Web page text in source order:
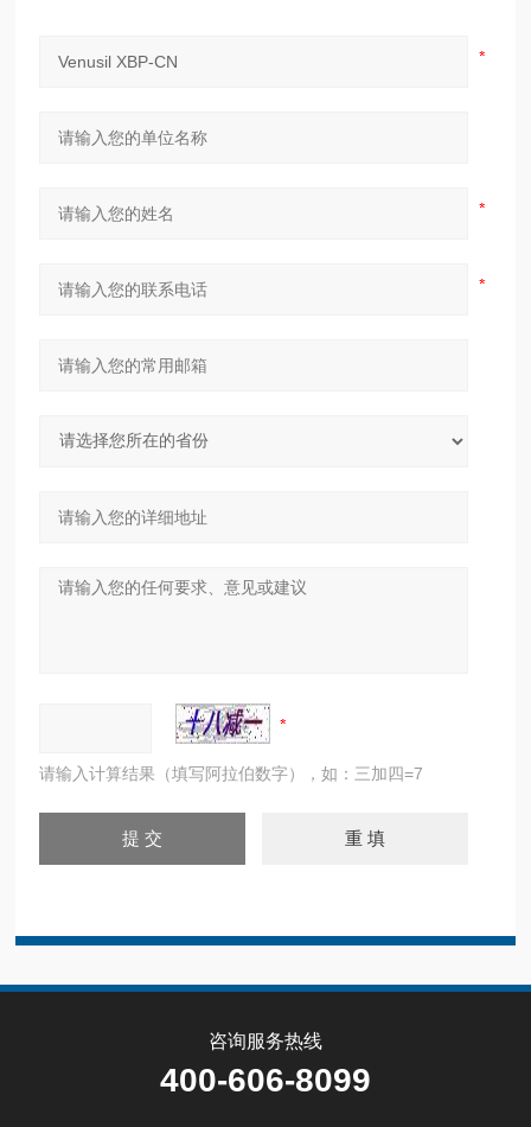
请输入计算结果（填写阿拉伯数字），如：三加四=7
咨询服务热线
400-606-8099